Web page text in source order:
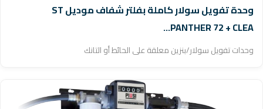
وحدة تفويل سولار كاملة بفلتر شفاف موديل ST
PANTHER 72 + CLEA...
وحدات تفويل سولار/بنزين معلقة على الحائط أو التانك